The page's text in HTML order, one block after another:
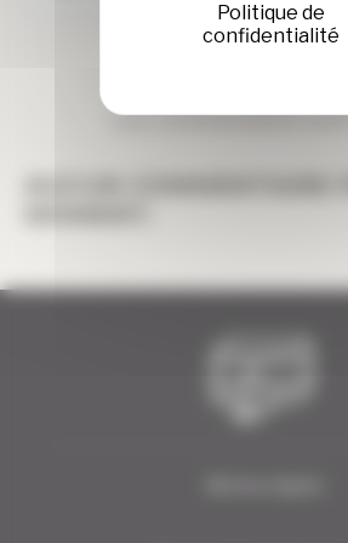
Les commentaires
Politique de
confidentialité